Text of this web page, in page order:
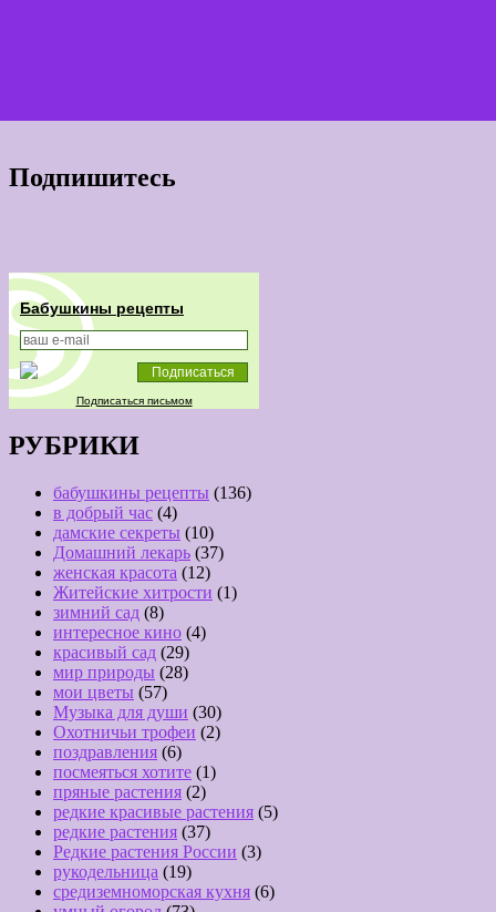
Подпишитесь
Бабушкины рецепты
Подписаться письмом
РУБРИКИ
бабушкины рецепты (136)
в добрый час (4)
дамские секреты (10)
Домашний лекарь (37)
женская красота (12)
Житейские хитрости (1)
зимний сад (8)
интересное кино (4)
красивый сад (29)
мир природы (28)
мои цветы (57)
Музыка для души (30)
Охотничьи трофеи (2)
поздравления (6)
посмеяться хотите (1)
пряные растения (2)
редкие красивые растения (5)
редкие растения (37)
Редкие растения России (3)
рукодельница (19)
средиземноморская кухня (6)